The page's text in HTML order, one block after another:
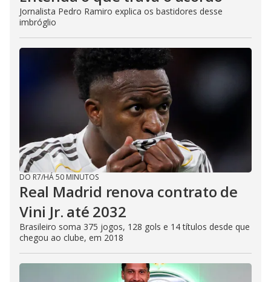
Jornalista Pedro Ramiro explica os bastidores desse
imbróglio
DO R7/HÁ 50 MINUTOS
Real Madrid renova contrato de
Vini Jr. até 2032
Brasileiro soma 375 jogos, 128 gols e 14 títulos desde que
chegou ao clube, em 2018